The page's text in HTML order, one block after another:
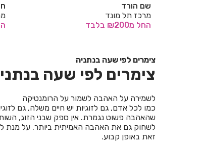
חדרי בוטיק
מרכז בית חרות
החל מ₪250 בלבד
צימרים לפי שעה בנתניה
צימרים לפי שעה
לשמירה על האהבה לשמור על הרומנטיקה
כמו לכל אדם, גם לזוגיות יש חיים משלה, גם
שהאהבה פשוט נגמרת. אין ספק שבני הזוג,
לשחוק גם את האהבה האמיתית ביותר. על מנת
זאת באופן קבוע.